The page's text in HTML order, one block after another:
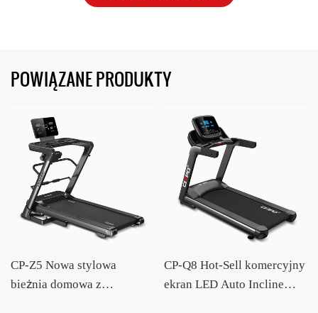
POWIĄZANE PRODUKTY
CP-Z5 Nowa stylowa
bieżnia domowa z
CP-Q8 Hot-Sell komercyjny
ekran LED Auto Incline